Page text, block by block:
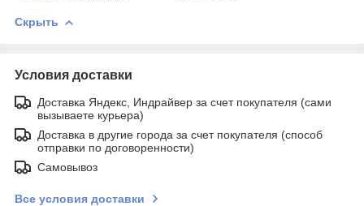
Скрыть
Условия доставки
Доставка Яндекс, Индрайвер за счет покупателя (сами
вызываете курьера)
Доставка в другие города за счет покупателя (способ
отправки по договоренности)
Самовывоз
Все условия доставки